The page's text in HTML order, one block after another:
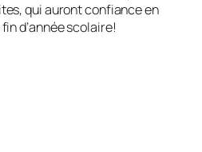
qui auront confiance en
d’année scolaire!